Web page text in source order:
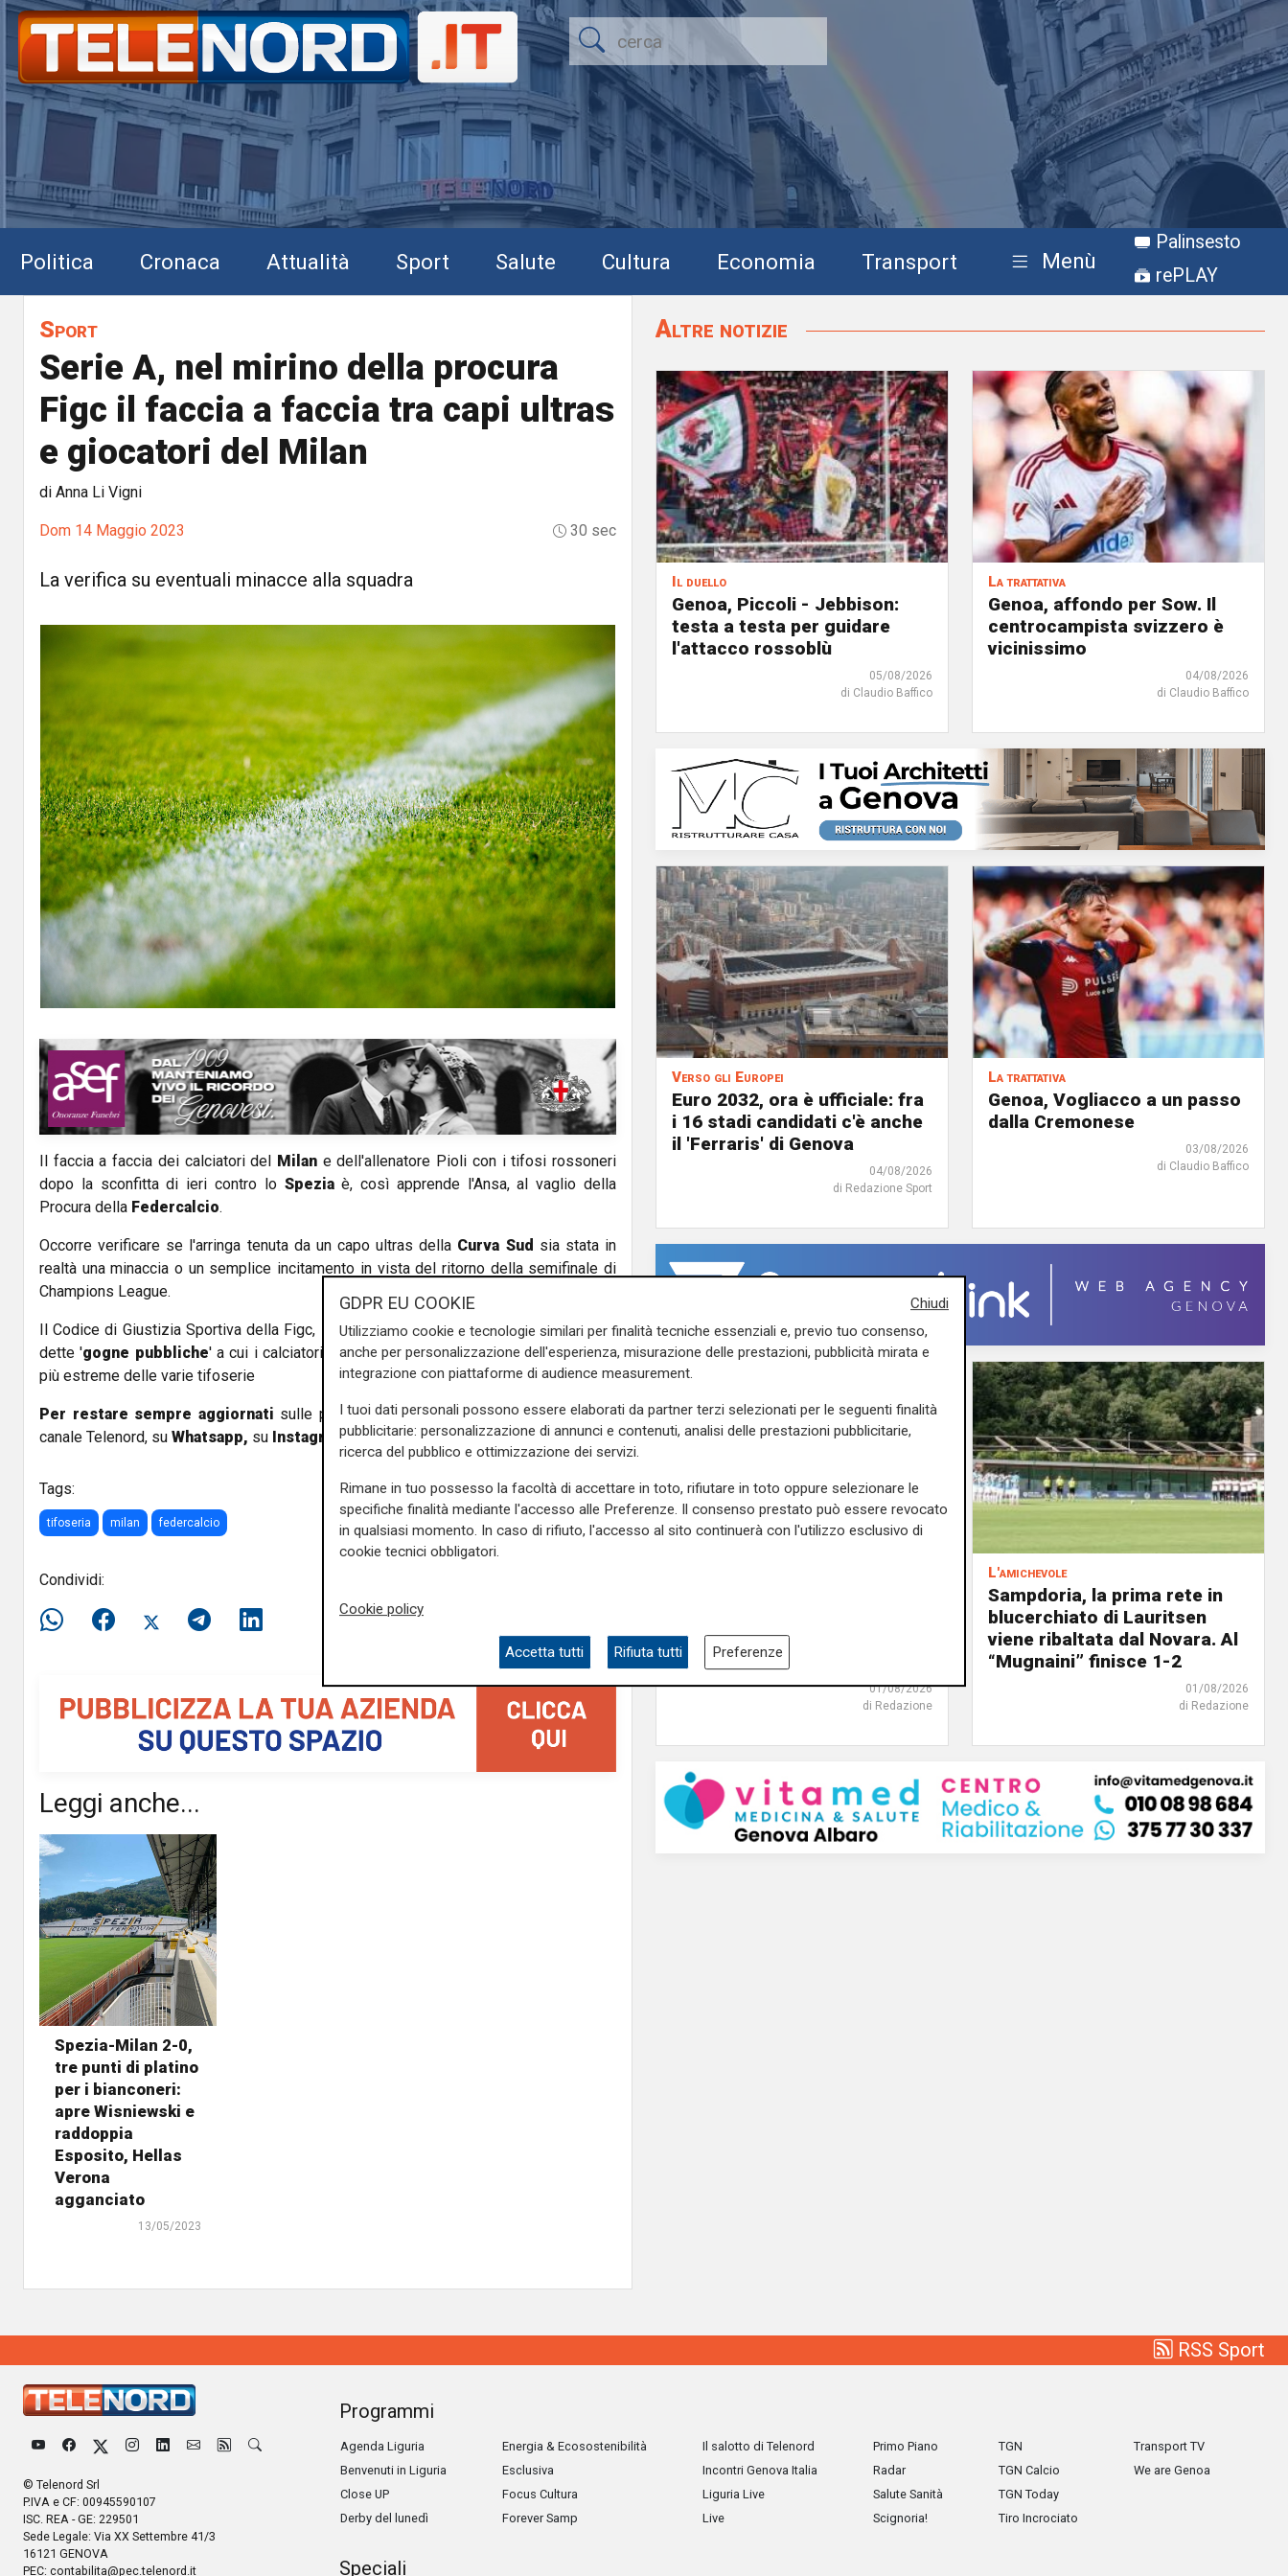
Politica Cronaca Attualità Sport Salute Cultura Economia Transport Menù
Palinsesto
rePLAY
Sport
Serie A, nel mirino della procura
Figc il faccia a faccia tra capi ultras
e giocatori del Milan
di Anna Li Vigni
Dom 14 Maggio 2023 30 sec
La verifica su eventuali minacce alla squadra
Il faccia a faccia dei calciatori del Milan e dell'allenatore Pioli con i tifosi rossoneri
dopo la sconfitta di ieri contro lo Speziaè, così apprende l'Ansa, al vaglio della
Procura della Federcalcio.
Occorre verificare se l'arringa tenuta da un capo ultras della Curva Sud sia stata in
realtà una minaccia o un semplice incitamento in vista del ritorno della semifinale di
Champions League.
Il Codice di Giustizia Sportiva della Figc, infatti, contiene una norma che vieta le così
dette 'gogne pubbliche' a cui i calciatori si sottopongono per compiacere le frange
più estreme delle varie tifoserie
Per restare sempre aggiornati sulle principali notizie sulla Liguria seguiteci sul
canale Telenord, su Whatsapp, su Instagram,suYoutubee suFacebook.
Tags:
tifoseria milan federcalcio
Condividi:
Leggi anche...
Spezia-Milan 2-0,
tre punti di platino
per i bianconeri:
apre Wisniewski e
raddoppia
Esposito, Hellas
Verona
agganciato
13/05/2023
Altre notizie
Il duello
Genoa, Piccoli - Jebbison:
testa a testa per guidare
l'attacco rossoblù
05/08/2026
di Claudio Baffico
La trattativa
Genoa, affondo per Sow. Il
centrocampista svizzero è
vicinissimo
04/08/2026
di Claudio Baffico
Verso gli Europei
Euro 2032, ora è ufficiale: fra
i 16 stadi candidati c'è anche
il 'Ferraris' di Genova
04/08/2026
di Redazione Sport
La trattativa
Genoa, Vogliacco a un passo
dalla Cremonese
03/08/2026
di Claudio Baffico
nuovo impianto dedicato a
Marco Di Capua
01/08/2026
di Redazione
L'amichevole
Sampdoria, la prima rete in
blucerchiato di Lauritsen
viene ribaltata dal Novara. Al
“Mugnaini” finisce 1-2
01/08/2026
di Redazione
RSS Sport
© Telenord Srl
P.IVA e CF: 00945590107
ISC. REA - GE: 229501
Sede Legale: Via XX Settembre 41/3
16121 GENOVA
PEC: contabilita@pec.telenord.it
Programmi
Agenda Liguria
Benvenuti in Liguria
Close UP
Derby del lunedì
Energia & Ecosostenibilità
Esclusiva
Focus Cultura
Forever Samp
Il salotto di Telenord
Incontri Genova Italia
Liguria Live
Live
Primo Piano
Radar
Salute Sanità
Scignoria!
TGN
TGN Calcio
TGN Today
Tiro Incrociato
Transport TV
We are Genoa
Speciali
Chiudi
GDPR EU COOKIE
Utilizziamo cookie e tecnologie similari per finalità tecniche essenziali e, previo tuo consenso,
anche per personalizzazione dell'esperienza, misurazione delle prestazioni, pubblicità mirata e
integrazione con piattaforme di audience measurement.
I tuoi dati personali possono essere elaborati da partner terzi selezionati per le seguenti finalità
pubblicitarie: personalizzazione di annunci e contenuti, analisi delle prestazioni pubblicitarie,
ricerca del pubblico e ottimizzazione dei servizi.
Rimane in tuo possesso la facoltà di accettare in toto, rifiutare in toto oppure selezionare le
specifiche finalità mediante l'accesso alle Preferenze. Il consenso prestato può essere revocato
in qualsiasi momento. In caso di rifiuto, l'accesso al sito continuerà con l'utilizzo esclusivo di
cookie tecnici obbligatori.
Cookie policy
Accetta tutti Rifiuta tutti Preferenze